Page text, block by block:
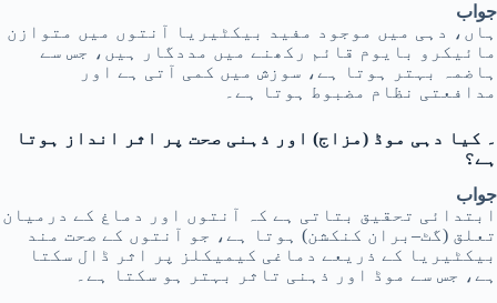
جواب
ہاں، دہی میں موجود مفید بیکٹیریا آنتوں میں متوازن
مائیکرو بایوم قائم رکھنے میں مددگار ہیں، جس سے
ہاضمہ بہتر ہوتا ہے، سوزش میں کمی آتی ہے اور
مدافعتی نظام مضبوط ہوتا ہے۔
۔ کیا دہی موڈ (مزاج) اور ذہنی صحت پر اثر انداز ہوتا
ہے؟
جواب
ابتدائی تحقیق بتاتی ہے کہ آنتوں اور دماغ کے درمیان
تعلق (گٹ–بران کنکشن) ہوتا ہے، جو آنتوں کے صحت مند
بیکٹیریا کے ذریعے دماغی کیمیکلز پر اثر ڈال سکتا
ہے، جس سے موڈ اور ذہنی تاثر بہتر ہو سکتا ہے۔